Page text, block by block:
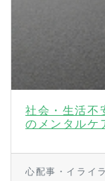
社会・生活不
のメンタルケ
心配事・イライ